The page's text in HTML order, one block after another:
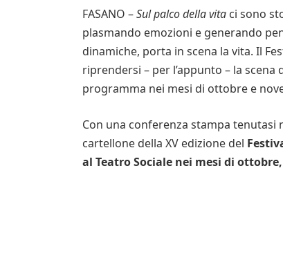
FASANO –Sul palco della vitaci sono
plasmando emozioni e generando
dinamiche, porta in scena la vita. Il
riprendersi – per l’appunto – la scena
programma nei mesi di ottobre e
Con una conferenza stampa
cartellone della XV edizione del
al Teatro Sociale nei mesi di